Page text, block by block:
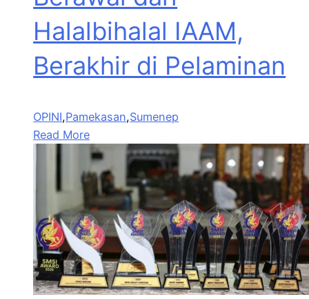
Halalbihalal IAAM,
Berakhir di Pelaminan
OPINI,Pamekasan,Sumenep
Read More